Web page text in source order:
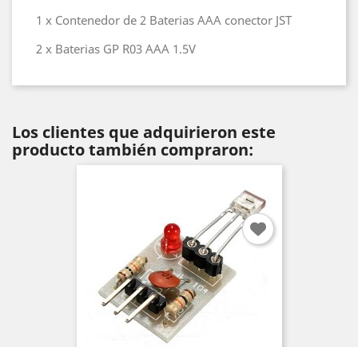
1 x Contenedor de 2 Baterias AAA conector JST
2 x Baterias GP R03 AAA 1.5V
Los clientes que adquirieron este
producto también compraron: